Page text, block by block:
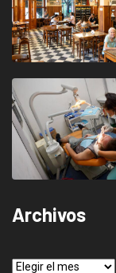
Archivos
Archivos